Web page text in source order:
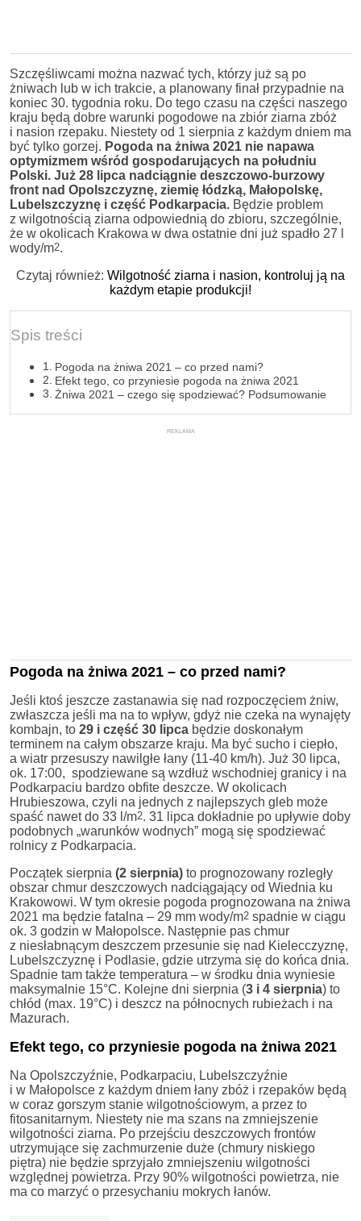
Szczęśliwcami można nazwać tych, którzy już są po
żniwach lub w ich trakcie, a planowany finał przypadnie na
koniec 30. tygodnia roku. Do tego czasu na części naszego
kraju będą dobre warunki pogodowe na zbiór ziarna zbóż
i nasion rzepaku. Niestety od 1 sierpnia z każdym dniem ma
być tylko gorzej. Pogoda na żniwa 2021 nie napawa
optymizmem wśród gospodarujących na południu
Polski. Już 28 lipca nadciągnie deszczowo-burzowy
front nad Opolszczyznę, ziemię łódzką, Małopolskę,
Lubelszczyznę i część Podkarpacia. Będzie problem
z wilgotnością ziarna odpowiednią do zbioru, szczególnie,
że w okolicach Krakowa w dwa ostatnie dni już spadło 27 l
wody/m2.
Czytaj również: Wilgotność ziarna i nasion, kontroluj ją na
każdym etapie produkcji!
Spis treści
Pogoda na żniwa 2021 – co przed nami?
Efekt tego, co przyniesie pogoda na żniwa 2021
Żniwa 2021 – czego się spodziewać? Podsumowanie
REKLAMA
Pogoda na żniwa 2021 – co przed nami?
Jeśli ktoś jeszcze zastanawia się nad rozpoczęciem żniw,
zwłaszcza jeśli ma na to wpływ, gdyż nie czeka na wynajęty
kombajn, to 29 i część 30 lipca będzie doskonałym
terminem na całym obszarze kraju. Ma być sucho i ciepło,
a wiatr przesuszy nawilgłe łany (11-40 km/h). Już 30 lipca,
ok. 17:00, spodziewane są wzdłuż wschodniej granicy i na
Podkarpaciu bardzo obfite deszcze. W okolicach
Hrubieszowa, czyli na jednych z najlepszych gleb może
spaść nawet do 33 l/m2. 31 lipca dokładnie po upływie doby
podobnych „warunków wodnych” mogą się spodziewać
rolnicy z Podkarpacia.
Początek sierpnia (2 sierpnia) to prognozowany rozległy
obszar chmur deszczowych nadciągający od Wiednia ku
Krakowowi. W tym okresie pogoda prognozowana na żniwa
2021 ma będzie fatalna – 29 mm wody/m2 spadnie w ciągu
ok. 3 godzin w Małopolsce. Następnie pas chmur
z niesłabnącym deszczem przesunie się nad Kielecczyznę,
Lubelszczyznę i Podlasie, gdzie utrzyma się do końca dnia.
Spadnie tam także temperatura – w środku dnia wyniesie
maksymalnie 15°C. Kolejne dni sierpnia (3 i 4 sierpnia) to
chłód (max. 19°C) i deszcz na północnych rubieżach i na
Mazurach.
Efekt tego, co przyniesie pogoda na żniwa 2021
Na Opolszczyźnie, Podkarpaciu, Lubelszczyźnie
i w Małopolsce z każdym dniem łany zbóż i rzepaków będą
w coraz gorszym stanie wilgotnościowym, a przez to
fitosanitarnym. Niestety nie ma szans na zmniejszenie
wilgotności ziarna. Po przejściu deszczowych frontów
utrzymujące się zachmurzenie duże (chmury niskiego
piętra) nie będzie sprzyjało zmniejszeniu wilgotności
względnej powietrza. Przy 90% wilgotności powietrza, nie
ma co marzyć o przesychaniu mokrych łanów.